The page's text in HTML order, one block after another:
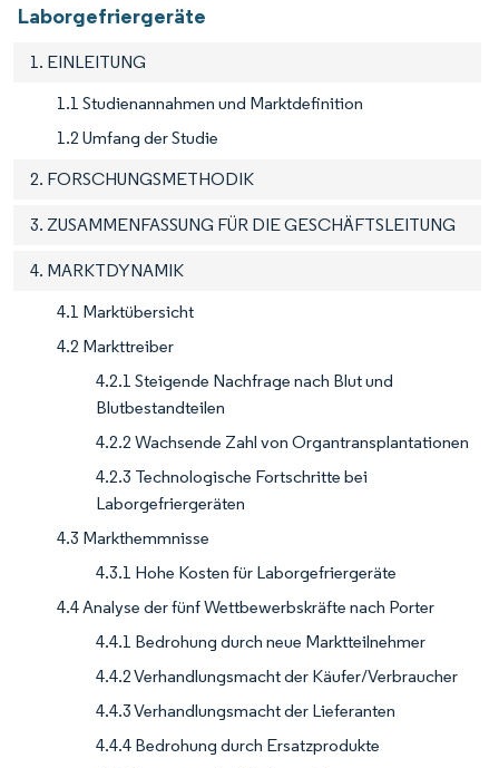
Laborgefriergeräte
1. EINLEITUNG
1.1 Studienannahmen und Marktdefinition
1.2 Umfang der Studie
2. FORSCHUNGSMETHODIK
3. ZUSAMMENFASSUNG FÜR DIE GESCHÄFTSLEITUNG
4. MARKTDYNAMIK
4.1 Marktübersicht
4.2 Markttreiber
4.2.1 Steigende Nachfrage nach Blut und
Blutbestandteilen
4.2.2 Wachsende Zahl von Organtransplantationen
4.2.3 Technologische Fortschritte bei
Laborgefriergeräten
4.3 Markthemmnisse
4.3.1 Hohe Kosten für Laborgefriergeräte
4.4 Analyse der fünf Wettbewerbskräfte nach Porter
4.4.1 Bedrohung durch neue Marktteilnehmer
4.4.2 Verhandlungsmacht der Käufer/Verbraucher
4.4.3 Verhandlungsmacht der Lieferanten
4.4.4 Bedrohung durch Ersatzprodukte